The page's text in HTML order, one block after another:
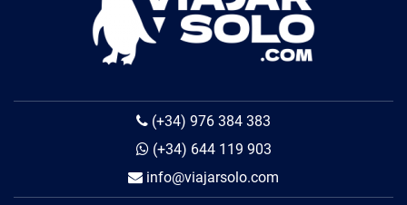
(+34) 976 384 383
(+34) 644 119 903
info@viajarsolo.com